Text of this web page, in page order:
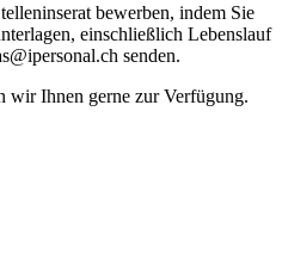
bewerben, indem Sie
einschließlich Lebenslauf
senden.
wir Ihnen gerne zur Verfügung.